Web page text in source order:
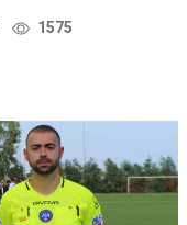
1575